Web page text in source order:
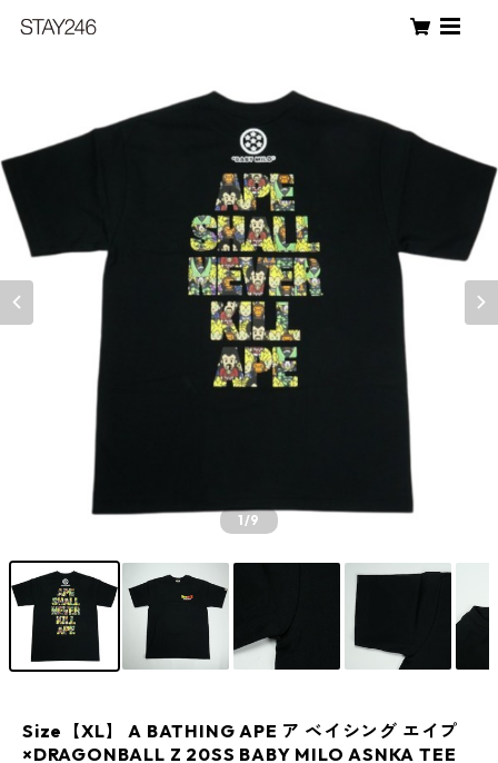
1/9
Size【XL】 A BATHING APE ア ベイシング エイプ
×DRAGONBALL Z 20SS BABY MILO ASNKA TEE